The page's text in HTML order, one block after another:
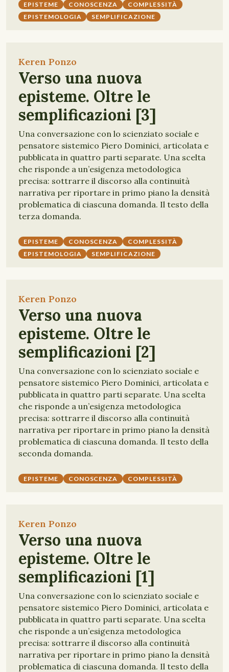
EPISTEME CONOSCENZA
COMPLESSITÀ
EPISTEMOLOGIA
SEMPLIFICAZIONE
Keren Ponzo
Verso una nuova
episteme. Oltre le
semplificazioni [3]
Una conversazione con lo scienziato sociale e
pensatore sistemico Piero Dominici, articolata e
pubblicata in quattro parti separate. Una scelta
che risponde a un’esigenza metodologica
precisa: sottrarre il discorso alla continuità
narrativa per riportare in primo piano la densità
problematica di ciascuna domanda. Il testo della
terza domanda.
EPISTEME CONOSCENZA
COMPLESSITÀ
EPISTEMOLOGIA
SEMPLIFICAZIONE
Keren Ponzo
Verso una nuova
episteme. Oltre le
semplificazioni [2]
Una conversazione con lo scienziato sociale e
pensatore sistemico Piero Dominici, articolata e
pubblicata in quattro parti separate. Una scelta
che risponde a un’esigenza metodologica
precisa: sottrarre il discorso alla continuità
narrativa per riportare in primo piano la densità
problematica di ciascuna domanda. Il testo della
seconda domanda.
EPISTEME CONOSCENZA COMPLESSITÀ
Keren Ponzo
Verso una nuova
episteme. Oltre le
semplificazioni [1]
Una conversazione con lo scienziato sociale e
pensatore sistemico Piero Dominici, articolata e
pubblicata in quattro parti separate. Una scelta
che risponde a un’esigenza metodologica
precisa: sottrarre il discorso alla continuità
narrativa per riportare in primo piano la densità
problematica di ciascuna domanda. Il testo della